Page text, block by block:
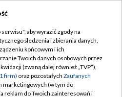
TVP
TVP
prywatności
zgody
aby wyrazić zgody na
śledzenia i zbierania danych,
końcowym i ich
Twoich danych osobowych przez
(zwaną dalej również „TVP”),
firm) oraz pozostałych Zaufanych
marketingowych (w tym do
reklam do Twoich zainteresowań i